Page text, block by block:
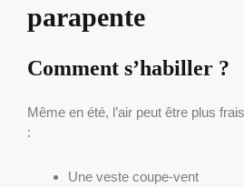
parapente
Comment s’habiller ?
Même en été, l’air peut être plus
:
Une veste coupe-vent